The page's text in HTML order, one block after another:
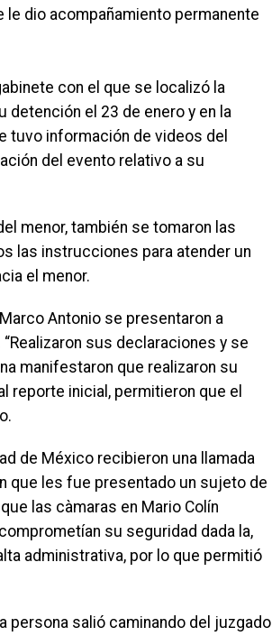
le dio acompañamiento permanente
con el que se localizó la
detención el 23 de enero y en la
tuvo información de videos del
del evento relativo a su
menor, también se tomaron las
las instrucciones para atender un
el menor.
Antonio se presentaron a
sus declaraciones y se
manifestaron que realizaron su
reporte inicial, permitieron que el
de México recibieron una llamada
que les fue presentado un sujeto de
las càmaras en Mario Colín
su seguridad dada la,
administrativa, por lo que permitió
persona salió caminando del juzgado